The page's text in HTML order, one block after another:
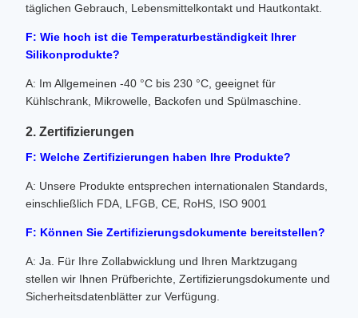
täglichen Gebrauch, Lebensmittelkontakt und Hautkontakt.
F: Wie hoch ist die Temperaturbeständigkeit Ihrer
Silikonprodukte?
A: Im Allgemeinen -40 °C bis 230 °C, geeignet für
Kühlschrank, Mikrowelle, Backofen und Spülmaschine.
2. Zertifizierungen
F: Welche Zertifizierungen haben Ihre Produkte?
A: Unsere Produkte entsprechen internationalen Standards,
einschließlich FDA, LFGB, CE, RoHS, ISO 9001
F: Können Sie Zertifizierungsdokumente bereitstellen?
A: Ja. Für Ihre Zollabwicklung und Ihren Marktzugang
stellen wir Ihnen Prüfberichte, Zertifizierungsdokumente und
Sicherheitsdatenblätter zur Verfügung.